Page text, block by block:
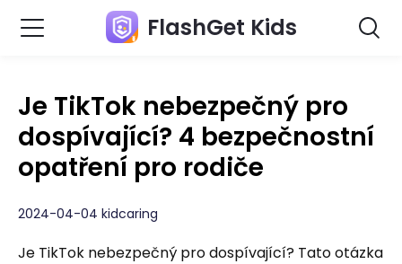
FlashGet Kids
Je TikTok nebezpečný pro
dospívající? 4 bezpečnostní
opatření pro rodiče
2024-04-04 kidcaring
Je TikTok nebezpečný pro dospívající? Tato otázka